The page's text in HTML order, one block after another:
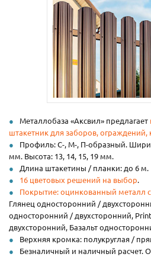
Металлобаза «Аксвил» предлагает
штакетник для заборов, ограждений,
Профиль: С-, М-, П-образный.
мм. Высота: 13, 14, 15, 19 мм.
Длина штакетины / планки: до 6 м.
16 цветовых решений на выбор.
Покрытие: оцинкованный
Глянец односторонний /
односторонний / двухсторонний,
двухсторонний, Базальт
Верхняя кромка: полукруглая /
Безналичный и наличный расчет.